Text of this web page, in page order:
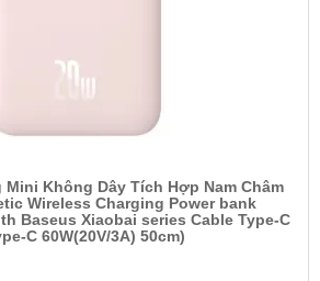
Mini Không Dây Tích Hợp Nam Châm
Wireless Charging Power bank
Baseus Xiaobai series Cable Type-C
C 60W(20V/3A) 50cm)